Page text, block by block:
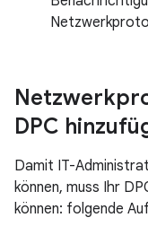
DPC
Damit IT-
können, muss Ihr
können: folgende